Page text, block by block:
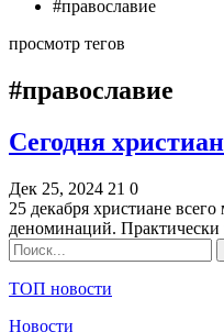
#православие
просмотр тегов
#православие
Сегодня
Дек 25, 2024 21 0
25 декабря христиане
деноминаций.
ТОП новости
Новости